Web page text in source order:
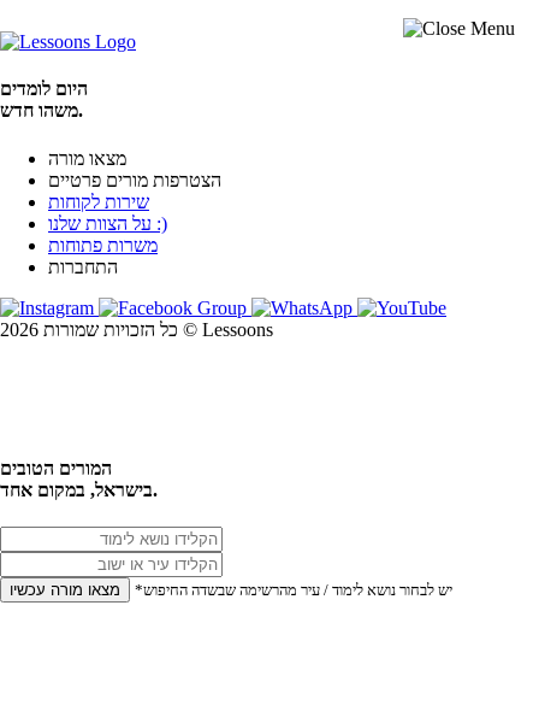
היום לומדים
משהו חדש.
מצאו מורה
הצטרפות מורים פרטיים
שירות לקוחות
על הצוות שלנו :)
משרות פתוחות
התחברות
כל הזכויות שמורות 2026 © Lessoons
המורים הטובים
בישראל, במקום אחד.
מצאו מורה עכשיו *יש לבחור נושא לימוד / עיר מהרשימה שבשדה החיפוש